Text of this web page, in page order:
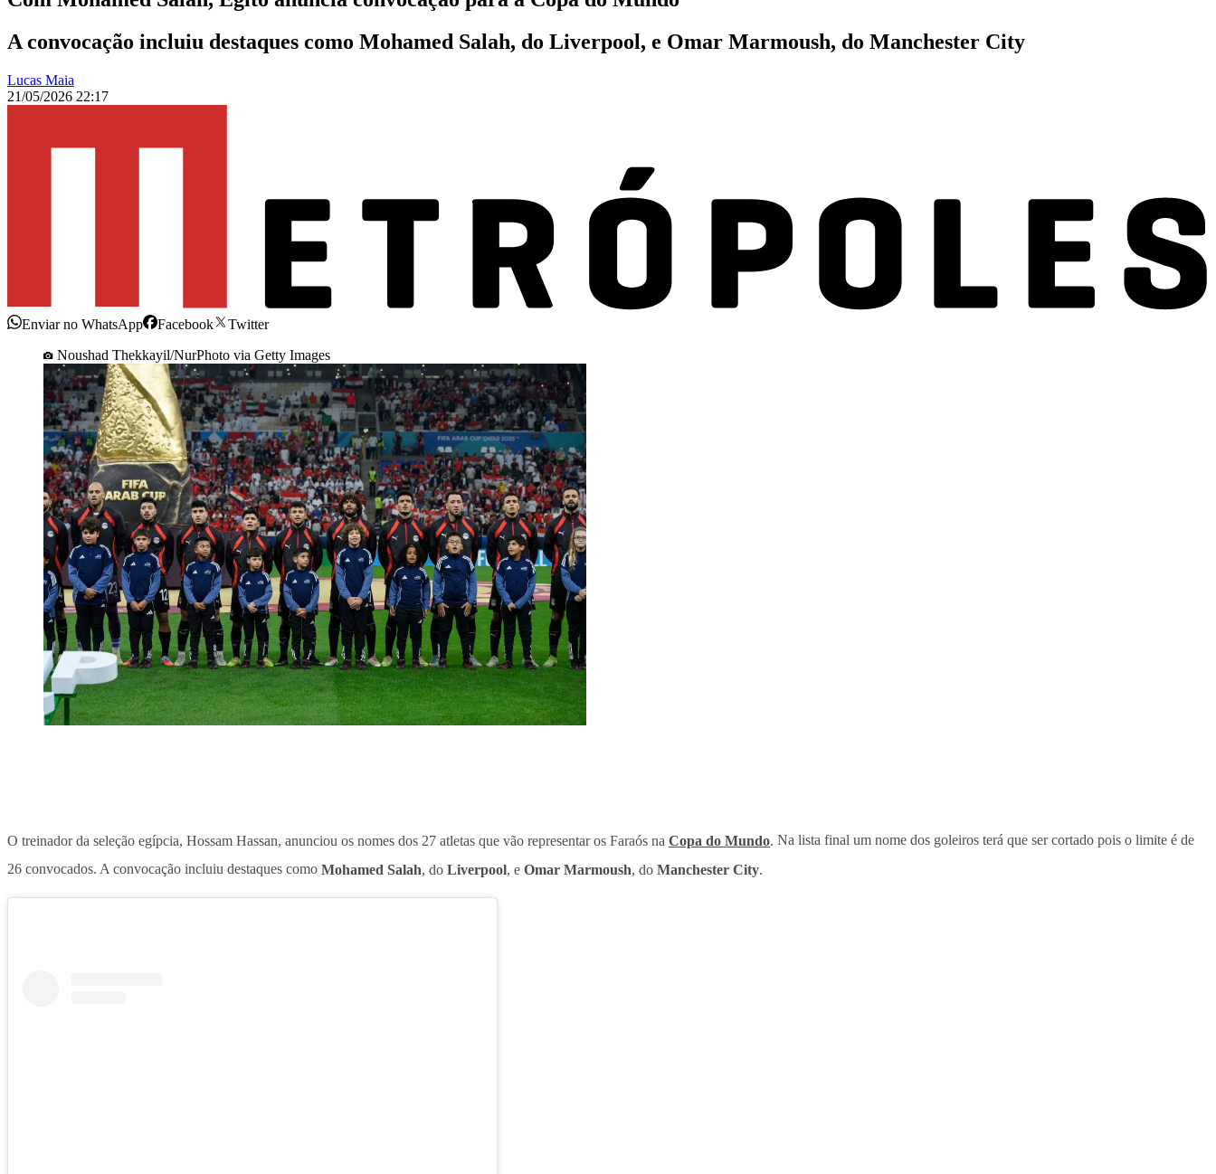
A convocação incluiu destaques como Mohamed Salah, do Liverpool, e Omar Marmoush, do Manchester City
Lucas Maia
21/05/2026 22:17
Enviar no WhatsApp Facebook
Twitter
Noushad Thekkayil/NurPhoto via Getty Images
O treinador da seleção egípcia, Hossam Hassan, anunciou os nomes dos 27 atletas que vão representar os Faraós na Copa do Mundo Na lista final um nome dos goleiros terá que ser cortado pois o limite é de
26 convocados. A convocação incluiu destaques como Mohamed Salah , do Liverpool , e Omar Marmoush , do Manchester City